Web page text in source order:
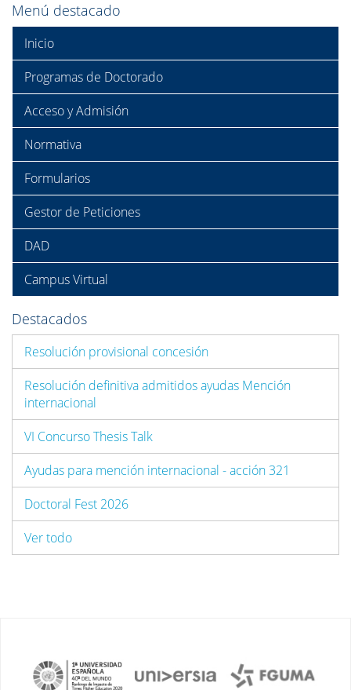
Menú destacado
Inicio
Programas de Doctorado
Acceso y Admisión
Normativa
Formularios
Gestor de Peticiones
DAD
Campus Virtual
Destacados
Resolución provisional concesión
Resolución definitiva admitidos ayudas Mención
internacional
VI Concurso Thesis Talk
Ayudas para mención internacional - acción 321
Doctoral Fest 2026
Ver todo